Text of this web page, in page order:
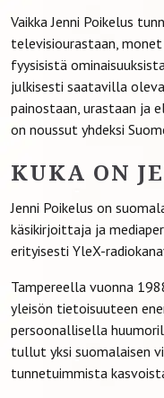
Vaikka Jenni Poikelus
televisiourastaan,
fyysisistä
julkisesti saatavilla
painostaan, urastaan ja
on noussut yhdeksi
KUKA ON
Jenni Poikelus on
käsikirjoittaja ja
erityisesti YleX-
Tampereella vuonna
yleisön tietoisuuteen
persoonallisella
tullut yksi suomalaisen
tunnetuimmista